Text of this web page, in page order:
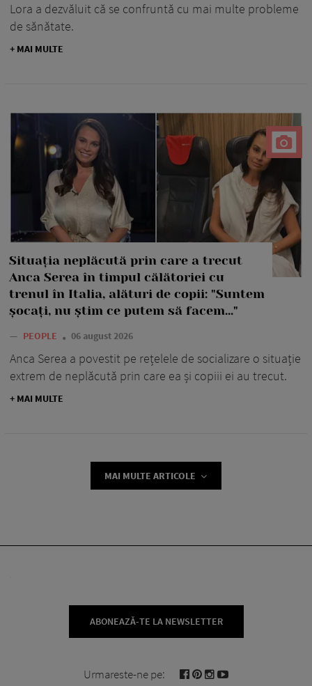
Lora a dezvăluit că se confruntă cu mai multe probleme
de sănătate.
+ MAI MULTE
Situația neplăcută prin care a trecut
Anca Serea în timpul călătoriei cu
trenul în Italia, alături de copii: "Suntem
șocați, nu știm ce putem să facem..."
— PEOPLE 06 august 2026
Anca Serea a povestit pe rețelele de socializare o situație
extrem de neplăcută prin care ea și copiii ei au trecut.
+ MAI MULTE
MAI MULTE ARTICOLE
ABONEAZĂ-TE LA NEWSLETTER
Urmareste-ne pe: